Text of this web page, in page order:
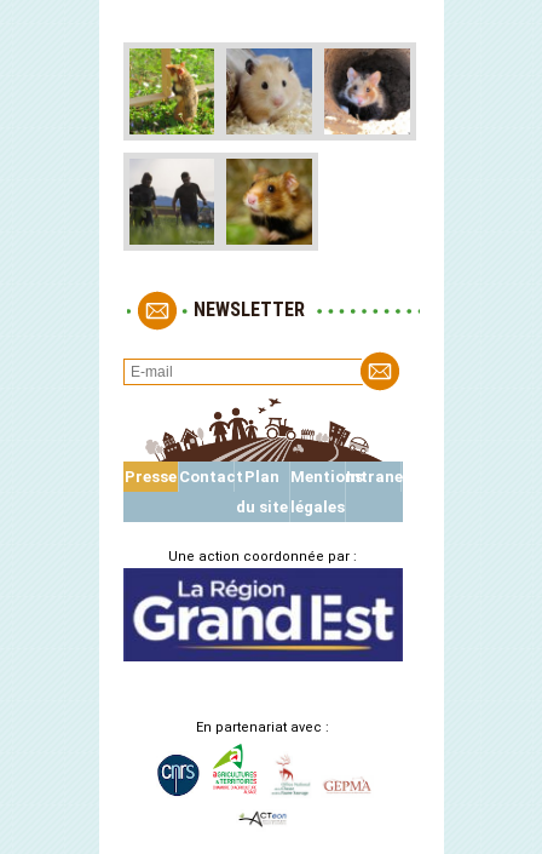
NEWSLETTER
Presse Contact Plan
du site
Mentions
légales
Intranet
Une action coordonnée par :
En partenariat avec :